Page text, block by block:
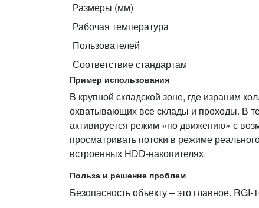
Размеры (мм)
Рабочая температура
Пользователей
Соответствие стандартам
Пример использования
В крупной складской зоне, где израним
охватывающих все склады и проходы. В
активируется режим «по движению» с
просматривать потоки в режиме
встроенных HDD‑накопителях.
Польза и решение проблем
Безопасность объекту – это главное.